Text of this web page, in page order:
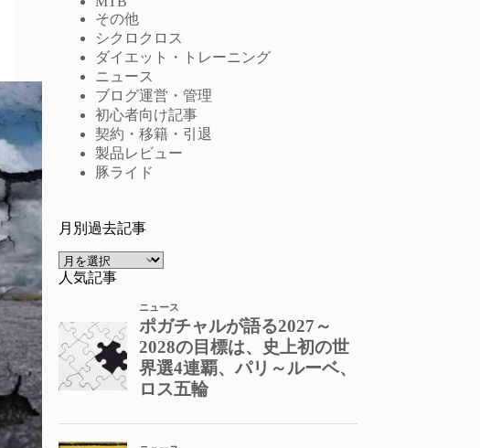
その他
シクロクロス
ダイエット・トレーニング
ニュース
ブログ運営・管理
初心者向け記事
契約・移籍・引退
製品レビュー
豚ライド
月別過去記事
ア
ー
ブ
人気記事